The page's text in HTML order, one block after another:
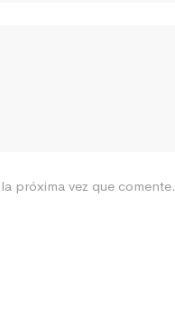
próxima vez que comente.